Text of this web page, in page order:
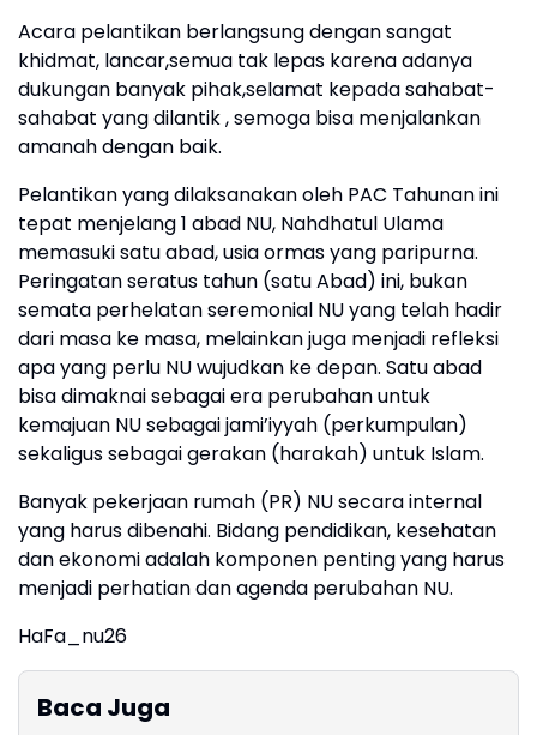
Acara pelantikan berlangsung dengan sangat
khidmat, lancar,semua tak lepas karena adanya
dukungan banyak pihak,selamat kepada sahabat-
sahabat yang dilantik , semoga bisa menjalankan
amanah dengan baik.
Pelantikan yang dilaksanakan oleh PAC Tahunan ini
tepat menjelang 1 abad NU, Nahdhatul Ulama
memasuki satu abad, usia ormas yang paripurna.
Peringatan seratus tahun (satu Abad) ini, bukan
semata perhelatan seremonial NU yang telah hadir
dari masa ke masa, melainkan juga menjadi refleksi
apa yang perlu NU wujudkan ke depan. Satu abad
bisa dimaknai sebagai era perubahan untuk
kemajuan NU sebagai jami’iyyah (perkumpulan)
sekaligus sebagai gerakan (harakah) untuk Islam.
Banyak pekerjaan rumah (PR) NU secara internal
yang harus dibenahi. Bidang pendidikan, kesehatan
dan ekonomi adalah komponen penting yang harus
menjadi perhatian dan agenda perubahan NU.
HaFa_nu26
Baca Juga